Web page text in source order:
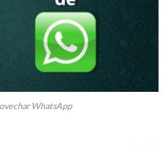
WhatsApp